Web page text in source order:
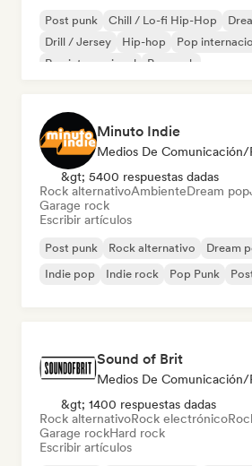
Post punk Chill / Lo-fi Hip-Hop
Drill / Jersey
Hip-hop
Pop
Rap internacional
Pop rock
Minuto Indie
Medios De Comunicación/
&gt; 5400 respuestas dadas
Rock alternativoAmbienteDream pop
Garage rock
Escribir artículos
Post punk Rock alternativo Dream
Indie pop
Indie rock Pop Punk
Sound of Brit
Medios De Comunicación/
&gt; 1400 respuestas dadas
Rock alternativoRock electrónico
Garage rockHard rock
Escribir artículos